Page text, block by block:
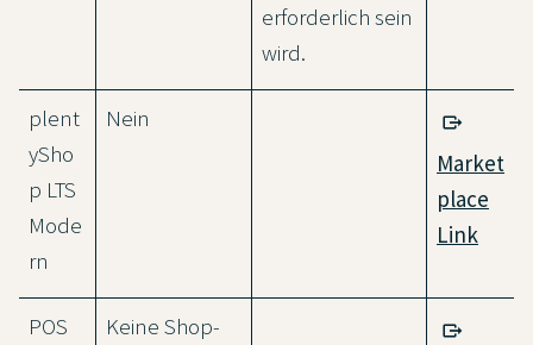
erforderlich sein
wird.
plent
ySho
p LTS
Mode
rn
Nein
Market
place
Link
POS
Keine Shop-